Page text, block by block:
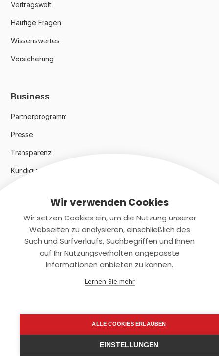
Vertragswelt
Häufige Fragen
Wissenswertes
Versicherung
Business
Partnerprogramm
Presse
Transparenz
Kündigungsindex 2024
Rechtliches
Datenschutz
support@smartkuendigen.de
Wir verwenden Cookies
Wir setzen Cookies ein, um die Nutzung unserer
Webseiten zu analysieren, einschließlich des
Such und Surfverlaufs, Suchbegriffen und Ihnen
auf Ihr Nutzungsverhalten angepasste
Informationen anbieten zu können.
Lernen Sie mehr
ALLE COOKIES ERLAUBEN
EINSTELLUNGEN